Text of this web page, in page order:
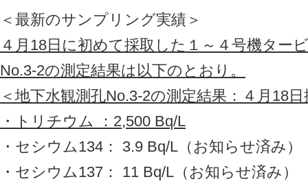
＜最新のサンプリング実績＞
４月18日に初めて採取した１～４号機ター
No.3-2の測定結果は以下のとおり。
＜地下水観測孔No.3-2の測定結果：４月18
・トリチウム ：2,500 Bq/L
・セシウム134： 3.9 Bq/L（お知らせ済み）
・セシウム137： 11 Bq/L（お知らせ済み）